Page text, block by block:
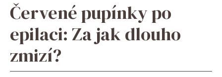
Červené pupínky po
epilaci: Za jak dlouho
zmizí?